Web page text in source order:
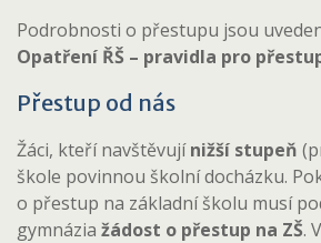
Podrobnosti o přestupu jsou
Opatření ŘŠ – pravidla pro
Přestup od nás
Žáci, kteří navštěvujínižší stupeň
škole povinnou školní docházku.
o přestup na základní školu musí
gymnázia žádost o přestup na ZŠ.